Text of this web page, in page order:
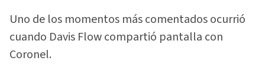
Uno de los momentos más comentados ocurrió
cuando Davis Flow compartió pantalla con
Coronel.